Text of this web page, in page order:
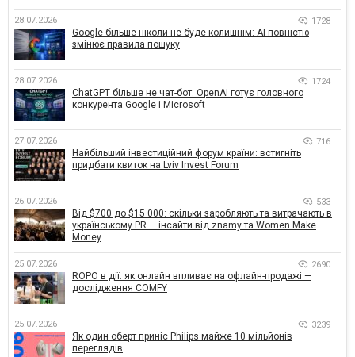
28.07.2026 1728
Google більше ніколи не буде колишнім: AI повністю
змінює правила пошуку
28.07.2026 1724
ChatGPT більше не чат-бот: OpenAI готує головного
конкурента Google і Microsoft
27.07.2026 716
Найбільший інвестиційний форум країни: встигніть
придбати квиток на Lviv Invest Forum
26.07.2026 533
Від $700 до $15 000: скільки заробляють та витрачають в
українському PR — інсайти від znamy та Women Make
Money
25.07.2026 2690
ROPO в дії: як онлайн впливає на офлайн-продажі —
дослідження COMFY
25.07.2026 3239
Як один оберт приніс Philips майже 10 мільйонів
переглядів